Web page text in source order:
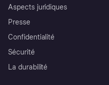
Aspects juridiques
Presse
Confidentialité
Sécurité
La durabilité